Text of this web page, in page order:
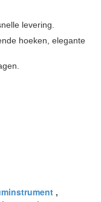
levering.
hoeken, elegante
,